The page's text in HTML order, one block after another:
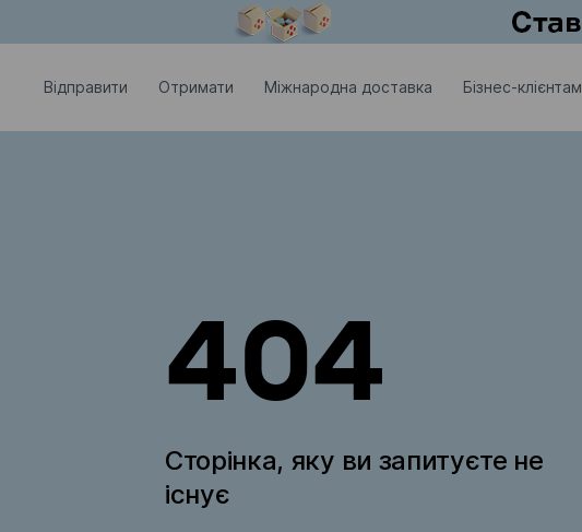
Відправити Отримати Міжнародна доставка Бізнес-клієнтам
404
Сторінка, яку ви запитуєте не
існує